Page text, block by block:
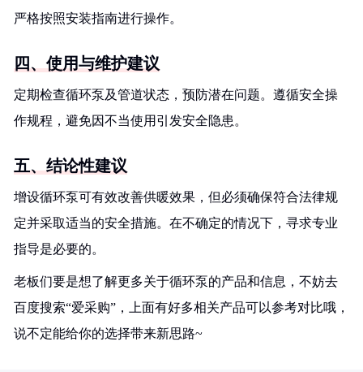
严格按照安装指南进行操作。
四、使用与维护建议
定期检查循环泵及管道状态，预防潜在问题。遵循安全操
作规程，避免因不当使用引发安全隐患。
五、结论性建议
增设循环泵可有效改善供暖效果，但必须确保符合法律规
定并采取适当的安全措施。在不确定的情况下，寻求专业
指导是必要的。
老板们要是想了解更多关于循环泵的产品和信息，不妨去
百度搜索“爱采购”，上面有好多相关产品可以参考对比哦，
说不定能给你的选择带来新思路~